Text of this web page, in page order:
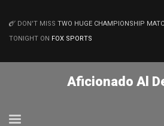
MATCHES
DON'T MISS TWO HUGE CHAMPIONSHIP
TONIGHT ON FOX SPORTS
Aficionado Al